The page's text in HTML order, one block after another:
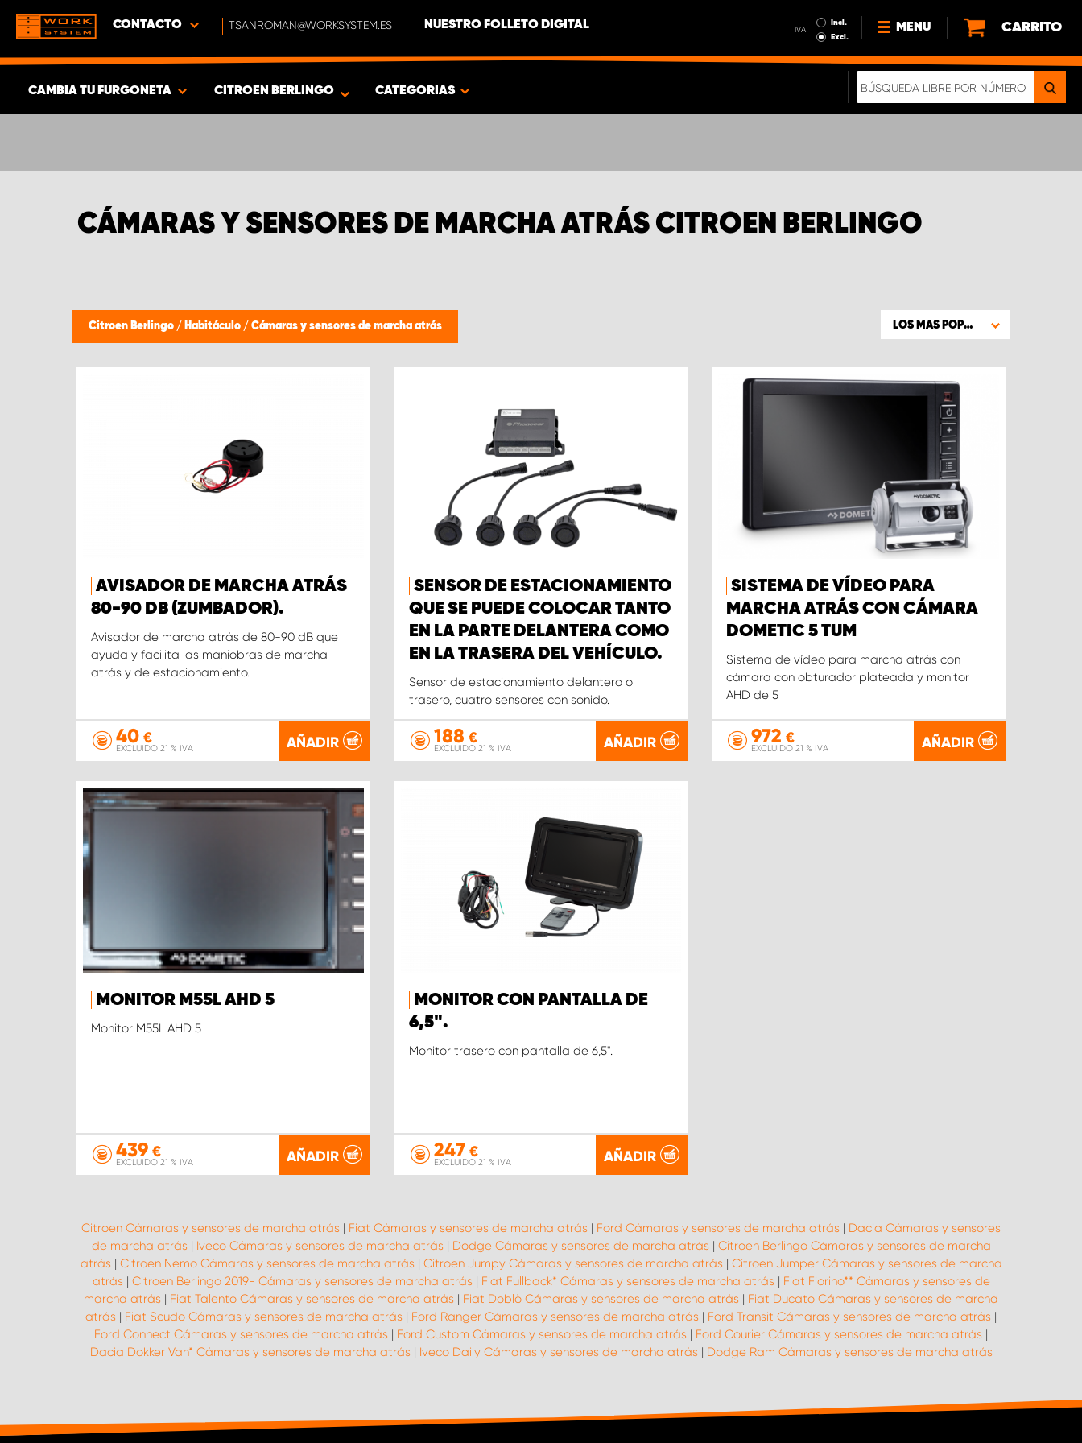
CONTACTO TSANROMAN@WORKSYSTEM.ES NUESTRO FOLLETO DIGITAL IVA
Incl.
Excl.
MENU
NOTICIAS
CARRITO
CAMBIA TU FURGONETA
PRODUCTOS
CITROEN BERLINGO CATEGORIAS
CÁMARAS Y SENSORES DE MARCHA ATRÁS CITROEN BERLINGO
Citroen Berlingo / Habitáculo / Cámaras y sensores de marcha atrás LOS MAS POPULARES
AVISADOR DE MARCHA ATRÁS
80-90 DB (ZUMBADOR).
Avisador de marcha atrás de 80-90 dB que
ayuda y facilita las maniobras de marcha
atrás y de estacionamiento.
40 €
EXCLUIDO 21 % IVA AÑADIR
SENSOR DE ESTACIONAMIENTO
QUE SE PUEDE COLOCAR TANTO
EN LA PARTE DELANTERA COMO
EN LA TRASERA DEL VEHÍCULO.
Sensor de estacionamiento delantero o
trasero, cuatro sensores con sonido.
188 €
EXCLUIDO 21 % IVA AÑADIR
SISTEMA DE VÍDEO PARA
MARCHA ATRÁS CON CÁMARA
DOMETIC 5 TUM
Sistema de vídeo para marcha atrás con
cámara con obturador plateada y monitor
AHD de 5
972 €
EXCLUIDO 21 % IVA AÑADIR
MONITOR M55L AHD 5
Monitor M55L AHD 5
439 €
EXCLUIDO 21 % IVA AÑADIR
MONITOR CON PANTALLA DE
6,5".
Monitor trasero con pantalla de 6,5".
247€
EXCLUIDO 21 % IVA AÑADIR
Citroen Cámaras y sensores de marcha atrás | Fiat Cámaras y sensores de marcha atrás | Ford Cámaras y sensores de marcha atrás | Dacia Cámaras y sensores
de marcha atrás | Iveco Cámaras y sensores de marcha atrás | Dodge Cámaras y sensores de marcha atrás | Citroen Berlingo Cámaras y sensores de marcha
atrás | Citroen Nemo Cámaras y sensores de marcha atrás | Citroen Jumpy Cámaras y sensores de marcha atrás | Citroen Jumper Cámaras y sensores de marcha
atrás | Citroen Berlingo 2019- Cámaras y sensores de marcha atrás | Fiat Fullback* Cámaras y sensores de marcha atrás | Fiat Fiorino** Cámaras y sensores de
marcha atrás | Fiat Talento Cámaras y sensores de marcha atrás | Fiat Doblò Cámaras y sensores de marcha atrás | Fiat Ducato Cámaras y sensores de marcha
atrás | Fiat Scudo Cámaras y sensores de marcha atrás | Ford Ranger Cámaras y sensores de marcha atrás | Ford Transit Cámaras y sensores de marcha atrás |
Ford Connect Cámaras y sensores de marcha atrás | Ford Custom Cámaras y sensores de marcha atrás | Ford Courier Cámaras y sensores de marcha atrás |
Dacia Dokker Van* Cámaras y sensores de marcha atrás | Iveco Daily Cámaras y sensores de marcha atrás | Dodge Ram Cámaras y sensores de marcha atrás